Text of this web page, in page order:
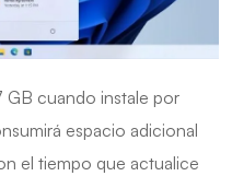
GB cuando instale por
espacio adicional
el tiempo que actualice